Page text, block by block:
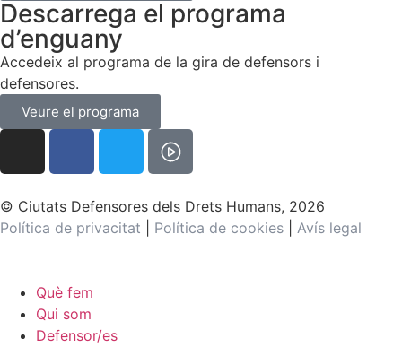
Descarrega el programa
d’enguany
Accedeix al programa de la gira de defensors i
defensores.
Veure el programa
© Ciutats Defensores dels Drets Humans, 2026
Política de privacitat
Política de cookies Avís legal
Què fem
Qui som
Defensor/es